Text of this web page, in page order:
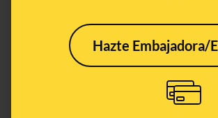
Hazte Embajadora/